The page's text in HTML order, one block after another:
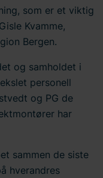
som er et viktig
Kvamme,
Bergen.
og samholdet i
personell
og PG de
har
sammen de siste
hverandres